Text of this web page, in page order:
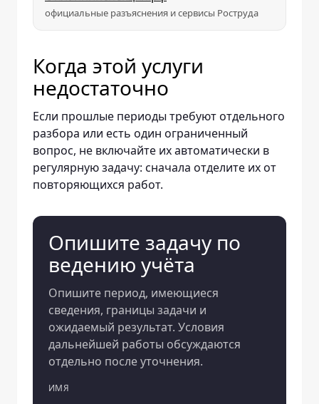
официальные разъяснения и сервисы Роструда
Когда этой услуги
недостаточно
Если прошлые периоды требуют отдельного
разбора или есть один ограниченный
вопрос, не включайте их автоматически в
регулярную задачу: сначала отделите их от
повторяющихся работ.
Опишите задачу по
ведению учёта
Опишите период, имеющиеся
сведения, границы задачи и
ожидаемый результат. Условия
дальнейшей работы обсуждаются
отдельно после уточнения.
ИМЯ
Компания